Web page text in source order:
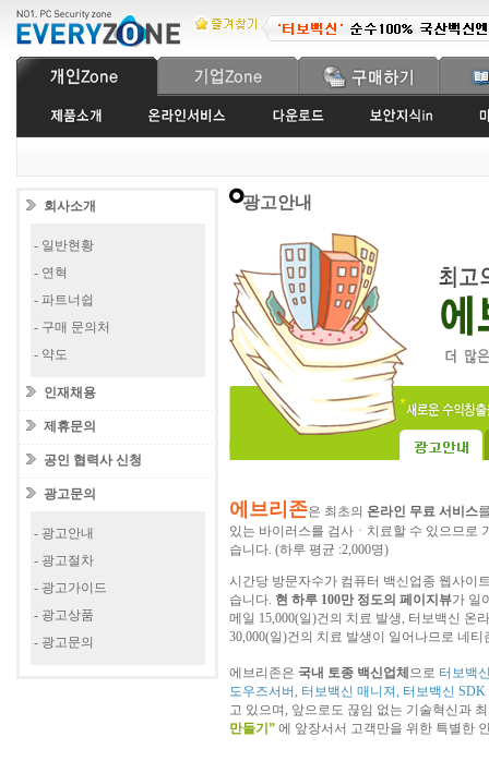
회사소개
- 일반현황
- 연혁
- 파트너쉽
- 구매 문의처
- 약도
인재채용
제휴문의
공인 협력사 신청
광고문의
- 광고안내
- 광고절차
- 광고가이드
- 광고상품
- 광고문의
광고안내
에브리존은 최초의 온라인 무료 서비스
있는 바이러스를 검사ㆍ치료할 수 있으므로
습니다. (하루 평균 :2,000명)
시간당 방문자수가 컴퓨터 백신업종 웹사이
습니다. 현 하루 100만 정도의 페이지뷰가 일
메일 15,000(일)건의 치료 발생, 터보백신 온
30,000(일)건의 치료 발생이 일어나므로 네
에브리존은 국내 토종 백신업체 으로 터보백
도우즈서버, 터보백신 매니져, 터보백신 SDK
고 있으며, 앞으로도 끊임 없는 기술혁신과
만들기” 에 앞장서서 고객만을 위한 특별한